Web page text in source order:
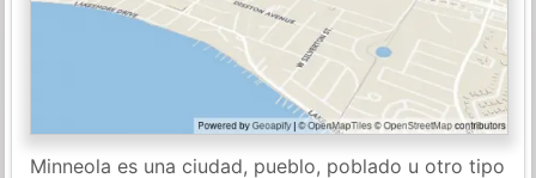
Minneola es una ciudad, pueblo, poblado u otro tipo